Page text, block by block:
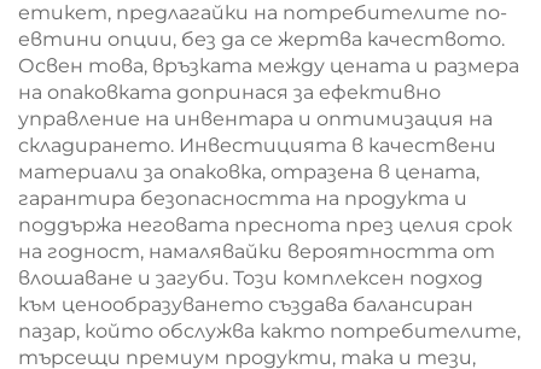
етикет, предлагайки на потребителите по-
евтини опции, без да се жертва качеството.
Освен това, връзката между цената и размера
на опаковката допринася за ефективно
управление на инвентара и оптимизация на
складирането. Инвестицията в качествени
материали за опаковка, отразена в цената,
гарантира безопасността на продукта и
поддържа неговата преснота през целия срок
на годност, намалявайки вероятността от
влошаване и загуби. Този комплексен подход
към ценообразуването създава балансиран
пазар, който обслужва както потребителите,
търсещи премиум продукти, така и тези,